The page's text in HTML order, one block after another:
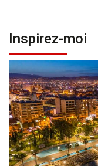
Inspirez-moi